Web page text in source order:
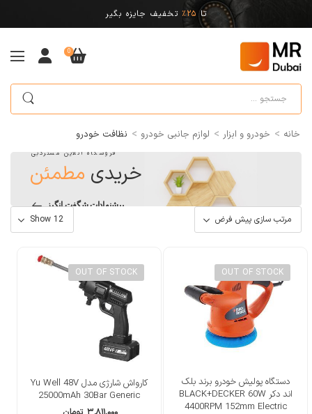
تا 25% تخفیف جایزه بگیر
0
خانه > خودرو و ابزار > لوازم جانبی خودرو > نظافت خودرو
فروشگاه آنلاین مستردبی
خریدی مطمئن
پیشنهادات شگفت انگیز
OUT OF STOCK
دستگاه پولیش خودرو برند بلک
اند دکر BLACK+DECKER 60W
4400RPM 152mm Electric
OUT OF STOCK
کارواش شارژی مدل Yu Well 48V
25000mAh 30Bar Generic